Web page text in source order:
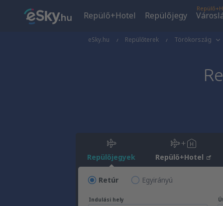
Repülő+Hotel Repülőjegy
eSky.hu Repülőterek Törökország
Repülőjegyek Repülő+Hotel
Retúr Egyirányú
Indulási hely